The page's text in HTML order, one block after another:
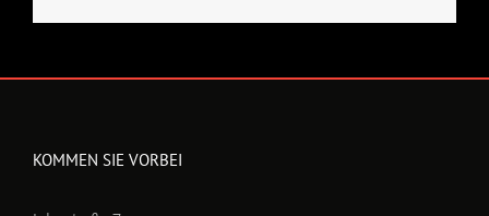
KOMMEN SIE VORBEI